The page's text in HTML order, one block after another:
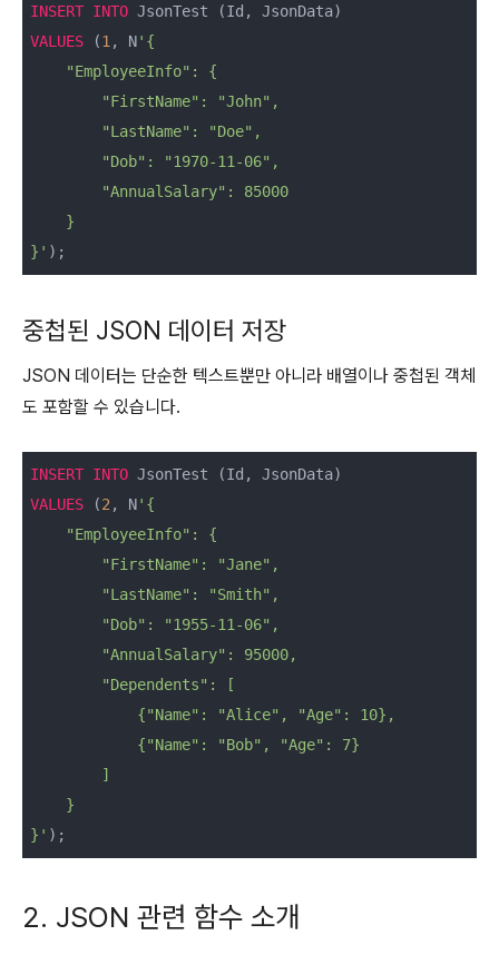
INSERT INTO
VALUES (1, N'{
    "EmployeeInfo": {
        "FirstName": "John",
        "LastName": "Doe",
        "Dob": "1970-11-06",
        "AnnualSalary": 85000
    }
}' );
중첩된 JSON 데이터 저장
JSON 데이터는 단순한 텍스트뿐만 아니라 배열이나 중첩된 객체
도 포함할 수 있습니다.
INSERT INTO
VALUES (2, N'{
    "EmployeeInfo": {
        "FirstName": "Jane",
        "LastName": "Smith",
        "Dob": "1955-11-06",
        "AnnualSalary": 95000,
        "Dependents": [
            {"Name": "Alice", "Age": 10},
            {"Name": "Bob", "Age": 7}
        ]
    }
}' );
2. JSON 관련 함수 소개